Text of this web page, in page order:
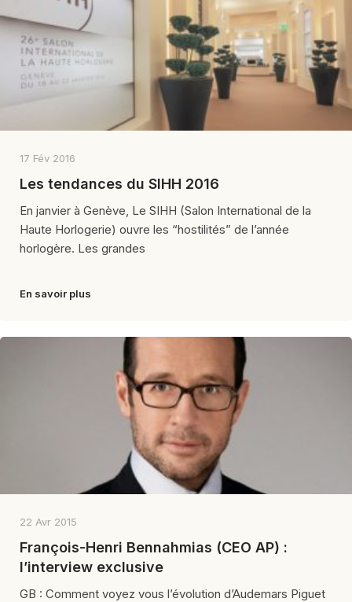
17 Fév 2016
Les tendances du SIHH 2016
En janvier à Genève, Le SIHH (Salon International de la
Haute Horlogerie) ouvre les “hostilités” de l’année
horlogère. Les grandes
En savoir plus
22 Avr 2015
François-Henri Bennahmias (CEO AP) :
l’interview exclusive
GB : Comment voyez vous l’évolution d’Audemars Piguet